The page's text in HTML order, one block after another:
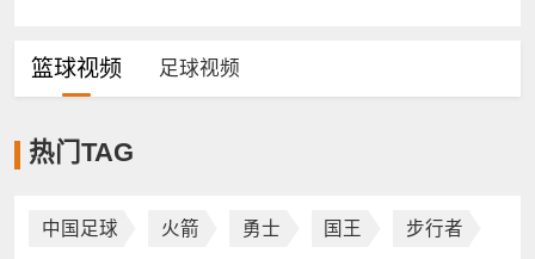
篮球视频 足球视频
热门TAG
中国足球 火箭 勇士 国王 步行者